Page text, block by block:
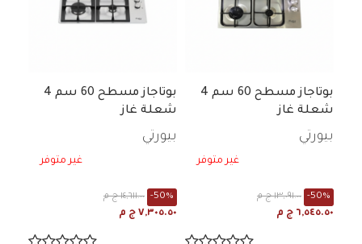
بوتاجاز مسطح 60 سم 4
شعلة غاز
بيورتي
غير متوفر
١٣,٠٩١.٠٠ ج م -50%
٦,٥٤٥.٥٠ ج م
بوتاجاز مسطح 60 سم 4
شعلة غاز
بيورتي
غير متوفر
١٤,٦١١.٠٠ ج م -50%
٧,٣٠٥.٥٠ ج م